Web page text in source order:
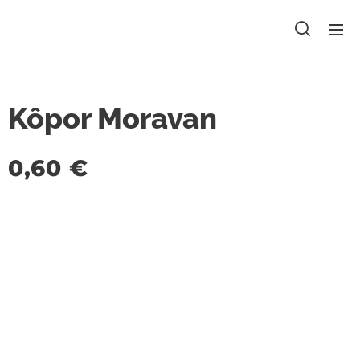
Kôpor Moravan
0,60 €